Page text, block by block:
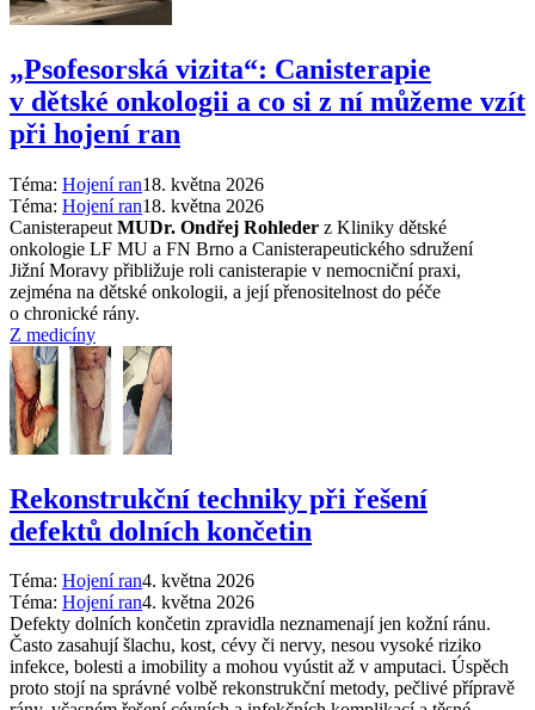
„Psofesorská vizita“: Canisterapie
v dětské onkologii a co si z ní můžeme vzít
při hojení ran
Téma: Hojení ran18. května 2026
Téma: Hojení ran18. května 2026
Canisterapeut MUDr. Ondřej Rohleder z Kliniky dětské
onkologie LF MU a FN Brno a Canisterapeutického sdružení
Jižní Moravy přibližuje roli canisterapie v nemocniční praxi,
zejména na dětské onkologii, a její přenositelnost do péče
o chronické rány.
Z medicíny
Rekonstrukční techniky při řešení
defektů dolních končetin
Téma: Hojení ran4. května 2026
Téma: Hojení ran4. května 2026
Defekty dolních končetin zpravidla neznamenají jen kožní ránu.
Často zasahují šlachu, kost, cévy či nervy, nesou vysoké riziko
infekce, bolesti a imobility a mohou vyústit až v amputaci. Úspěch
proto stojí na správné volbě rekonstrukční metody, pečlivé přípravě